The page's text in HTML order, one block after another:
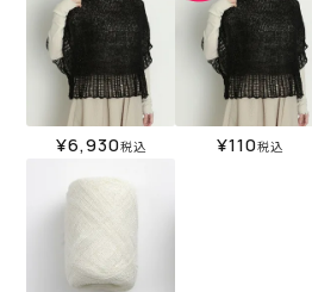
¥6,930税込 ¥110税込